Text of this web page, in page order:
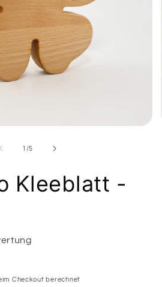
1 /von
5
Kleeblatt -
Checkout berechnet